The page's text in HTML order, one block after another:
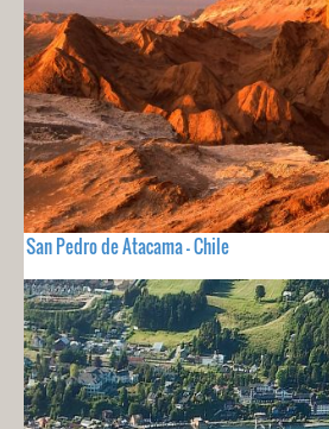
San Pedro de Atacama - Chile